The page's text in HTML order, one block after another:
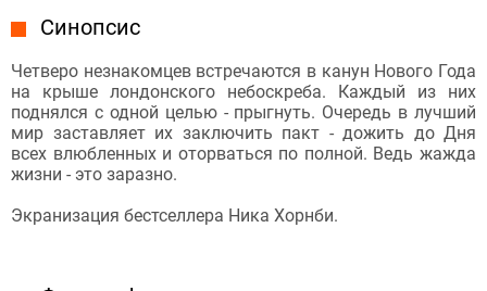
Синопсис
Четверо незнакомцев встречаются в канун Нового Года
на крыше лондонского небоскреба. Каждый из них
поднялся с одной целью - прыгнуть. Очередь в лучший
мир заставляет их заключить пакт - дожить до Дня
всех влюбленных и оторваться по полной. Ведь жажда
жизни - это заразно.
Экранизация бестселлера Ника Хорнби.